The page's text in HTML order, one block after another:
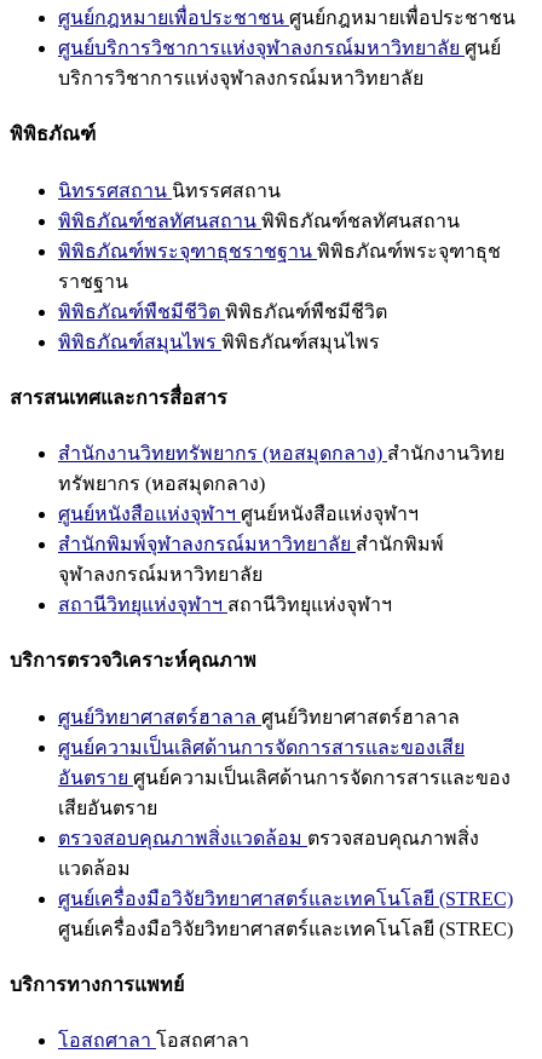
ศูนย์กฎหมายเพื่อประชาชน ศูนย์กฎหมายเพื่อประชาชน
ศูนย์บริการวิชาการแห่งจุฬาลงกรณ์มหาวิทยาลัย ศูนย์
บริการวิชาการแห่งจุฬาลงกรณ์มหาวิทยาลัย
พิพิธภัณฑ์
นิทรรศสถาน นิทรรศสถาน
พิพิธภัณฑ์ชลทัศนสถาน พิพิธภัณฑ์ชลทัศนสถาน
พิพิธภัณฑ์พระจุฑาธุชราชฐาน พิพิธภัณฑ์พระจุฑาธุช
ราชฐาน
พิพิธภัณฑ์พืชมีชีวิต พิพิธภัณฑ์พืชมีชีวิต
พิพิธภัณฑ์สมุนไพร พิพิธภัณฑ์สมุนไพร
สารสนเทศและการสื่อสาร
สำนักงานวิทยทรัพยากร (หอสมุดกลาง) สำนักงานวิทย
ทรัพยากร (หอสมุดกลาง)
ศูนย์หนังสือแห่งจุฬาฯ ศูนย์หนังสือแห่งจุฬาฯ
สำนักพิมพ์จุฬาลงกรณ์มหาวิทยาลัย สำนักพิมพ์
จุฬาลงกรณ์มหาวิทยาลัย
สถานีวิทยุแห่งจุฬาฯ สถานีวิทยุแห่งจุฬาฯ
บริการตรวจวิเคราะห์คุณภาพ
ศูนย์วิทยาศาสตร์ฮาลาล ศูนย์วิทยาศาสตร์ฮาลาล
ศูนย์ความเป็นเลิศด้านการจัดการสารและของเสีย
อันตราย ศูนย์ความเป็นเลิศด้านการจัดการสารและของ
เสียอันตราย
ตรวจสอบคุณภาพสิ่งแวดล้อม ตรวจสอบคุณภาพสิ่ง
แวดล้อม
ศูนย์เครื่องมือวิจัยวิทยาศาสตร์และเทคโนโลยี (STREC)
ศูนย์เครื่องมือวิจัยวิทยาศาสตร์และเทคโนโลยี (STREC)
บริการทางการแพทย์
โอสถศาลา โอสถศาลา